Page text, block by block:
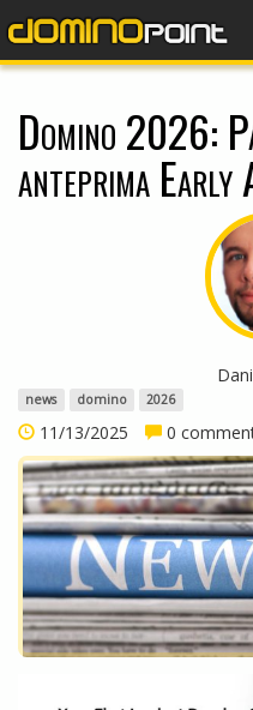
Domino 2026:
anteprima Early
news domino 2026
11/13/2025 0